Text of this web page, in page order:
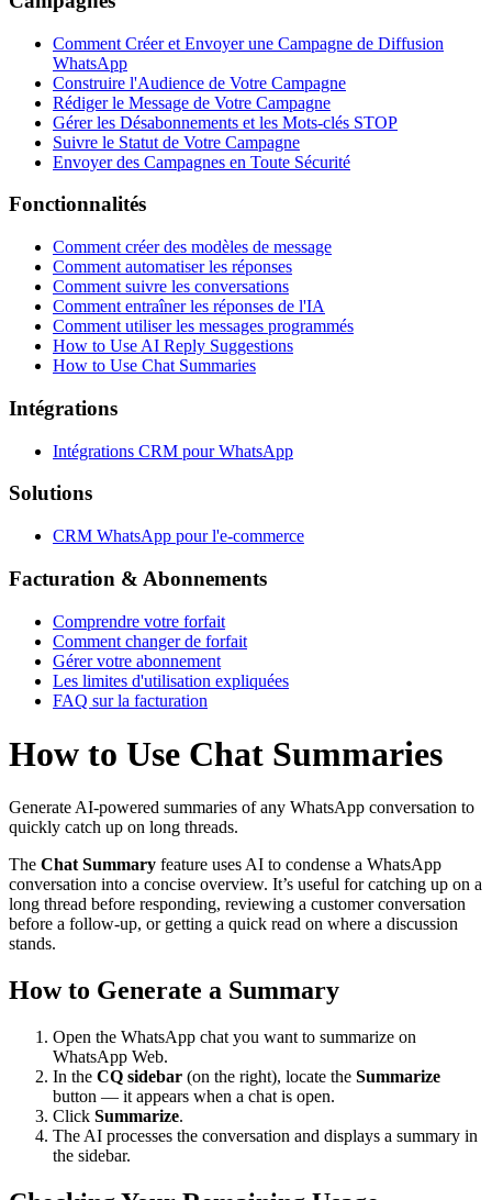
Comment Créer et Envoyer une Campagne de Diffusion
WhatsApp
Construire l'Audience de Votre Campagne
Rédiger le Message de Votre Campagne
Gérer les Désabonnements et les Mots-clés STOP
Suivre le Statut de Votre Campagne
Envoyer des Campagnes en Toute Sécurité
Fonctionnalités
Comment créer des modèles de message
Comment automatiser les réponses
Comment suivre les conversations
Comment entraîner les réponses de l'IA
Comment utiliser les messages programmés
How to Use AI Reply Suggestions
How to Use Chat Summaries
Intégrations
Intégrations CRM pour WhatsApp
Solutions
CRM WhatsApp pour l'e-commerce
Facturation & Abonnements
Comprendre votre forfait
Comment changer de forfait
Gérer votre abonnement
Les limites d'utilisation expliquées
FAQ sur la facturation
How to Use Chat Summaries
Generate AI-powered summaries of any WhatsApp conversation to
quickly catch up on long threads.
The Chat Summary feature uses AI to condense a WhatsApp
conversation into a concise overview. It’s useful for catching up on a
long thread before responding, reviewing a customer conversation
before a follow-up, or getting a quick read on where a discussion
stands.
How to Generate a Summary
Open the WhatsApp chat you want to summarize on
WhatsApp Web.
In the CQ sidebar (on the right), locate the Summarize
button — it appears when a chat is open.
Click Summarize.
The AI processes the conversation and displays a summary in
the sidebar.